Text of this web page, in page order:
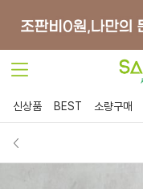
신상품 BEST 소량구매